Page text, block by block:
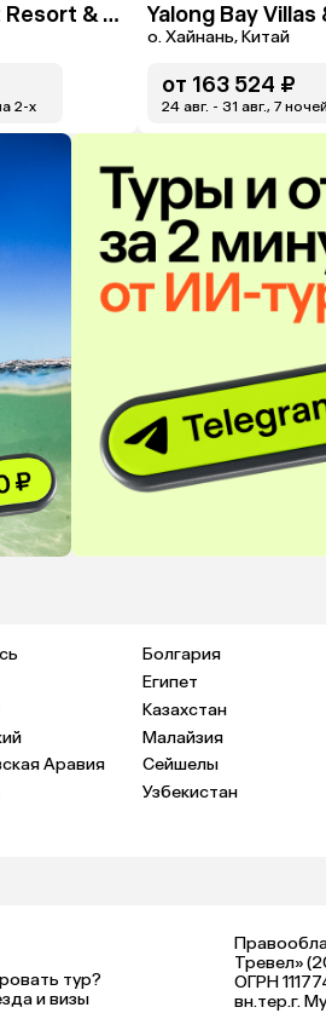
Nha Trang Marriott Resort & Spa, Hon Tre Island
2-x
Yalong Bay Villas
о. Хайнань, Китай
от 163 524 ₽
24 авг. - 31 авг., 7
Болгария
Египет
Казахстан
Малайзия
Аравия Сейшелы
Узбекистан
тур?
и визы
Тревел»
ОГРН
вн.тер.г.